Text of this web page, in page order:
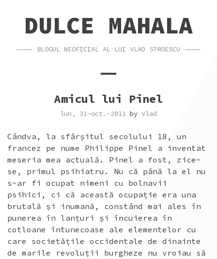
CONTENTDULCE MAHALA
BLOGUL NEOFICIAL AL LUI VLAD STROESCU
Amicul lui Pinel
lun, 31-oct.-2011 by Vlad
Cândva, la sfârșitul secolului 18, un
francez pe nume Philippe Pinel a inventat
meseria mea actuală. Pinel a fost, zice-
se, primul psihiatru. Nu că până la el nu
s-ar fi ocupat nimeni cu bolnavii
psihici, ci că această ocupație era una
brutală și inumană, constând mai ales în
punerea în lanțuri și încuierea în
cotloane întunecoase ale elementelor cu
care societățile occidentale de dinainte
de marile revoluții burgheze nu vroiau să